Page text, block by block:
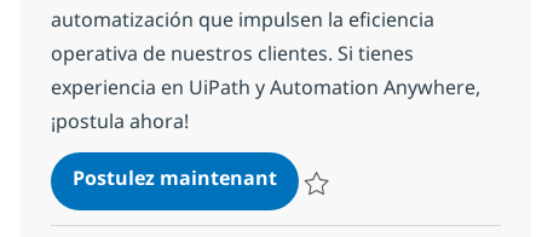
automatización que impulsen la eficiencia
operativa de nuestros clientes. Si tienes
experiencia en UiPath y Automation Anywhere,
¡postula ahora!
Postulez maintenantDesarrollador RPA